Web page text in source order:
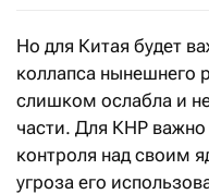
Но для Китая будет
коллапса нынешнего
слишком ослабла и
части. Для КНР
контроля над своим
угроза его